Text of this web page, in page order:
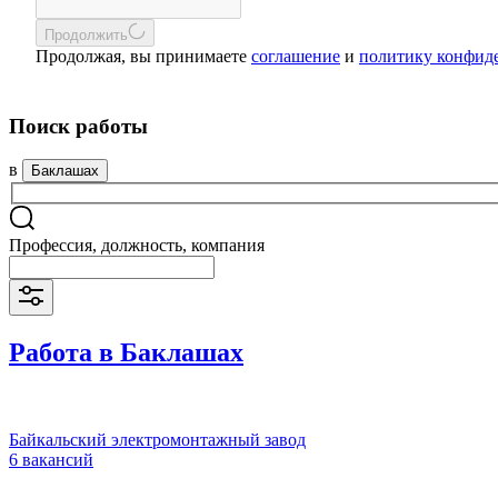
Продолжить
Продолжая, вы принимаете соглашение и политику
Поиск работы
в Баклашах
Профессия, должность, компания
Работа в Баклашах
Байкальский электромонтажный завод
6 вакансий